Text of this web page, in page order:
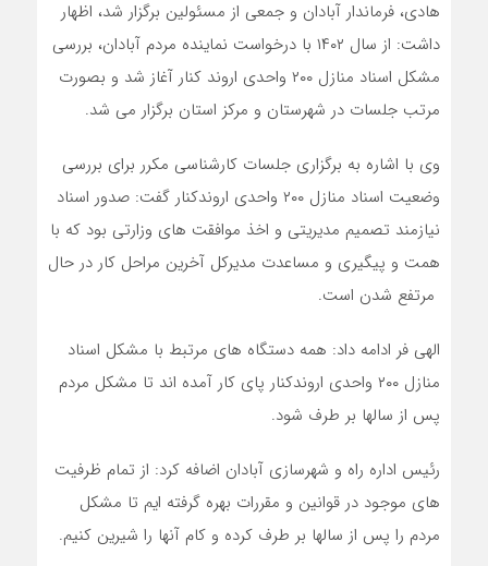
هادی، فرماندار آبادان و جمعی از مسئولین برگزار شد، اظهار
داشت: از سال ۱۴۰۲ با درخواست نماینده مردم آبادان، بررسی
مشکل اسناد منازل ۲۰۰ واحدی اروند کنار آغاز شد و بصورت
مرتب جلسات در شهرستان و مرکز استان برگزار می شد.
وی با اشاره به برگزاری جلسات کارشناسی مکرر برای بررسی
وضعیت اسناد منازل ۲۰۰ واحدی اروندکنار گفت: صدور اسناد
نیازمند تصمیم مدیریتی و اخذ موافقت های وزارتی بود که با
همت و پیگیری و مساعدت مدیرکل آخرین مراحل کار در حال
مرتفع شدن است.
الهی فر ادامه داد: همه دستگاه های مرتبط با مشکل اسناد
منازل ۲۰۰ واحدی اروندکنار پای کار آمده اند تا مشکل مردم
پس از سالها بر طرف شود.
رئیس اداره راه و شهرسازی آبادان اضافه کرد: از تمام ظرفیت
های موجود در قوانین و مقررات بهره گرفته ایم تا مشکل
مردم را پس از سالها بر طرف کرده و کام آنها را شیرین کنیم.